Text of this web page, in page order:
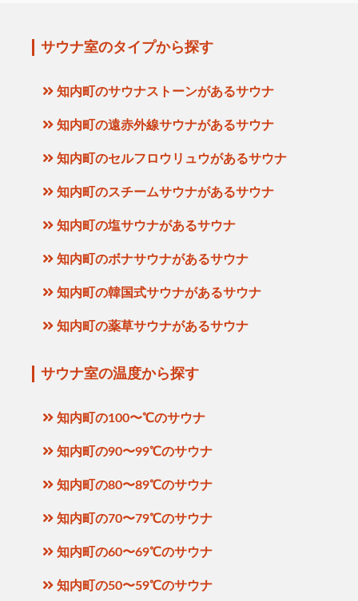
サウナ室のタイプから探す
知内町のサウナストーンがあるサウナ
知内町の遠赤外線サウナがあるサウナ
知内町のセルフロウリュウがあるサウナ
知内町のスチームサウナがあるサウナ
知内町の塩サウナがあるサウナ
知内町のボナサウナがあるサウナ
知内町の韓国式サウナがあるサウナ
知内町の薬草サウナがあるサウナ
サウナ室の温度から探す
知内町の100〜℃のサウナ
知内町の90〜99℃のサウナ
知内町の80〜89℃のサウナ
知内町の70〜79℃のサウナ
知内町の60〜69℃のサウナ
知内町の50〜59℃のサウナ